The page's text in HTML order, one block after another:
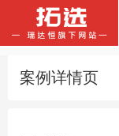
案例详情页